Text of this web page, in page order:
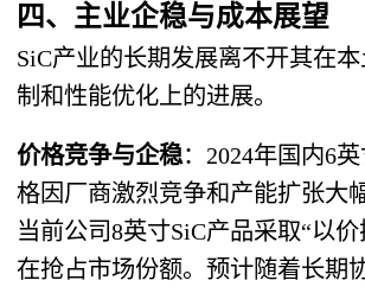
四、主业企稳与成本展望
SiC产业的长期发展离不开其在
制和性能优化上的进展。
价格竞争与企稳：2024年国内6
格因厂商激烈竞争和产能扩张大
当前公司8英寸SiC产品采取“以
在抢占市场份额。预计随着长期